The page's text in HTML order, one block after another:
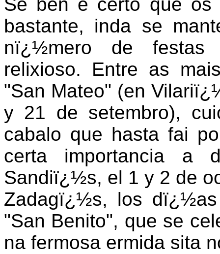
Se ben e certo que os
bastante, inda se
nï¿½mero de festas
relixioso. Entre as
"San Mateo" (en
y 21 de setembro),
cabalo que hasta fai
certa importancia a
Sandiï¿½s, el 1 y 2 de
Zadagï¿½s, los
"San Benito", que se
na fermosa ermida sita